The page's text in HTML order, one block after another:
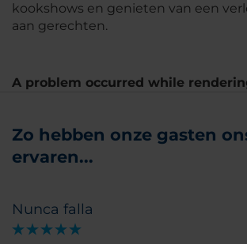
kookshows en genieten van een
aan gerechten.
A problem occurred while
Zo hebben onze gasten
ervaren...
Nunca falla